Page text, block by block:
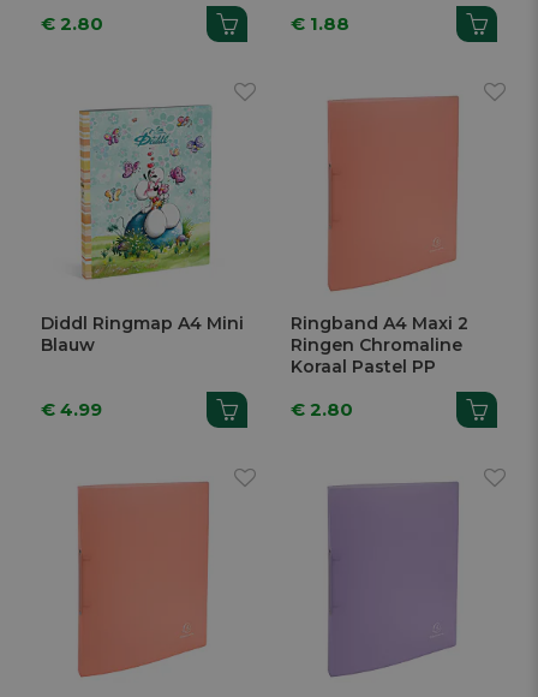
€ 2.80 € 1.88
Diddl Ringmap A4 Mini
Blauw
€ 4.99
Ringband A4 Maxi 2
Ringen Chromaline
Koraal Pastel PP
€ 2.80